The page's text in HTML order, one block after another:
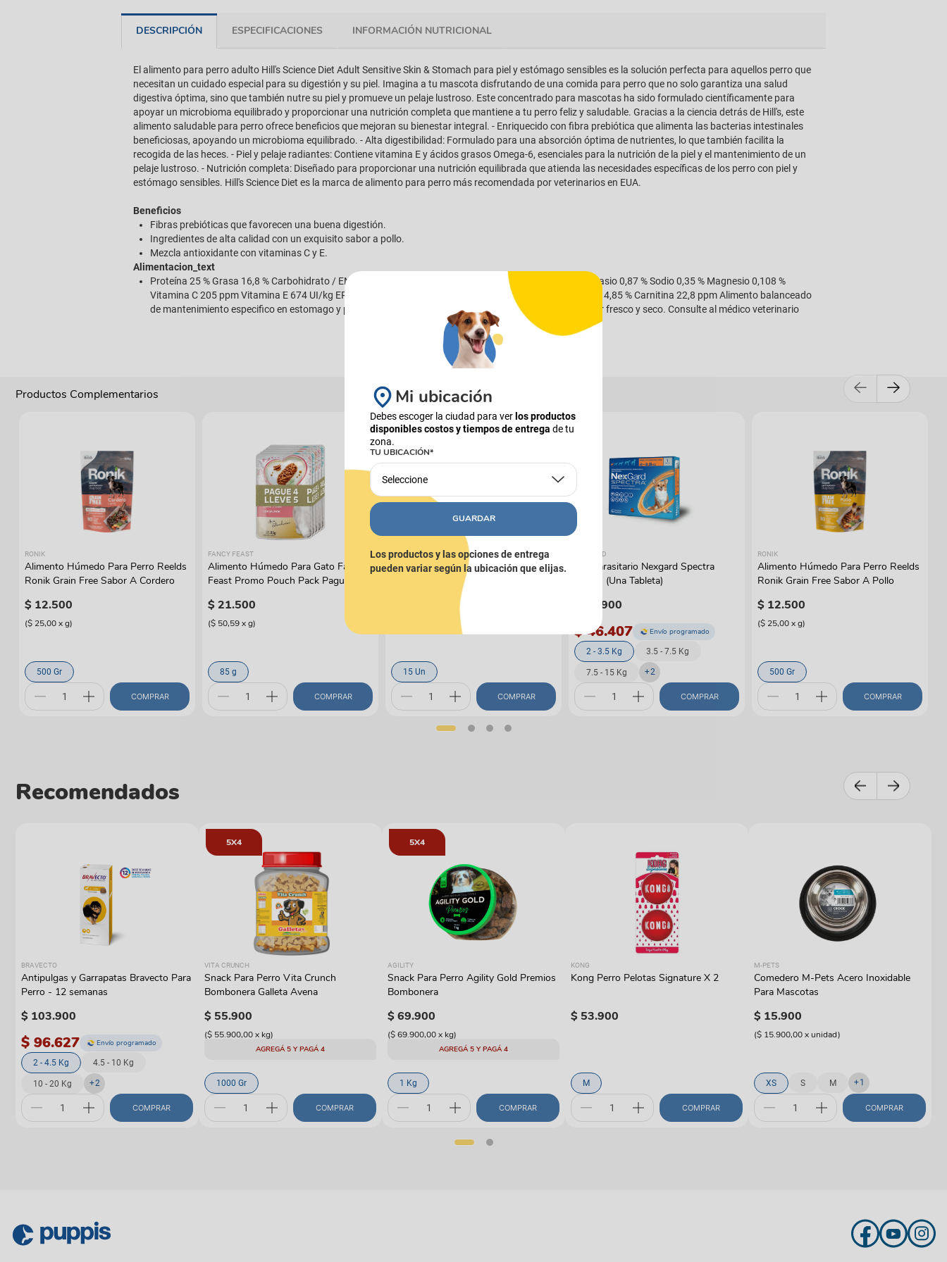
DESCRIPCIÓN ESPECIFICACIONES INFORMACIÓN NUTRICIONAL
El alimento para perro adulto Hill's Science Diet Adult Sensitive Skin & Stomach para piel y estómago sensibles es la solución perfecta para aquellos perro que
necesitan un cuidado especial para su digestión y su piel. Imagina a tu mascota disfrutando de una comida para perro que no solo garantiza una salud
digestiva óptima, sino que también nutre su piel y promueve un pelaje lustroso. Este concentrado para mascotas ha sido formulado científicamente para
apoyar un microbioma equilibrado y proporcionar una nutrición completa que mantiene a tu perro feliz y saludable. Gracias a la ciencia detrás de Hill's, este
alimento saludable para perro ofrece beneficios que mejoran su bienestar integral. - Enriquecido con fibra prebiótica que alimenta las bacterias intestinales
beneficiosas, apoyando un microbioma equilibrado. - Alta digestibilidad: Formulado para una absorción óptima de nutrientes, lo que también facilita la
recogida de las heces. - Piel y pelaje radiantes: Contiene vitamina E y ácidos grasos Omega-6, esenciales para la nutrición de la piel y el mantenimiento de un
pelaje lustroso. - Nutrición completa: Diseñado para proporcionar una nutrición equilibrada que atienda las necesidades específicas de los perro con piel y
estómago sensibles. Hill's Science Diet es la marca de alimento para perro más recomendada por veterinarios en EUA.
Beneficios
Fibras prebióticas que favorecen una buena digestión.
Ingredientes de alta calidad con un exquisito sabor a pollo.
Mezcla antioxidante con vitaminas C y E.
Alimentacion_text
Proteína 25 % Grasa 16,8 % Carbohidrato / ENF 51 % Fibra Bruta 1,4 % Calcio 0,95 % Fósforo 0,78 % Potasio 0,87 % Sodio 0,35 % Magnesio 0,108 %
Vitamina C 205 ppm Vitamina E 674 UI/kg EPA 0,003 % AG Omega-3 Totales 0.68 % AG Omega-6 totales 4,85 % Carnitina 22,8 ppm Alimento balanceado
de mantenimiento especifico en estomago y piel sensible para perros de 1-6 años. Almacenar en un lugar fresco y seco. Consulte al médico veterinario
Productos Complementarios
RONIK
Alimento Húmedo Para Perro Reelds
Ronik Grain Free Sabor A Cordero
$ 12.500
($ 25,00xg)
500 Gr
COMPRAR
FANCY FEAST
Alimento Húmedo Para Gato Fancy
Feast Promo Pouch Pack Pague 4
$21.500
($ 50,59xg)
85 g
COMPRAR
COMBOS
16%
PIXIE
Combo Alimento Húmedo PIXIE
Carne de Res al Horno x15
193
15 Un
COMPRAR
NEXGARD
Antiparasitario Nexgard Spectra
Perros (Una Tableta)
900
$ 46.407 Envío programado
2 - 3.5 Kg 3.5 - 7.5 Kg
7.5 - 15 Kg +2
COMPRAR
RONIK
Alimento Húmedo Para Perro Reelds
Ronik Grain Free Sabor A Pollo
$ 12.500
($ 25,00xg)
500 Gr
COMPRAR
Recomendados
BRAVECTO
Antipulgas y Garrapatas Bravecto Para
Perro - 12 semanas
$ 103.900
$ 96.627 Envío programado
2 - 4.5 Kg 4.5 - 10 Kg
10 - 20 Kg +2
COMPRAR
5X4
VITA CRUNCH
Snack Para Perro Vita Crunch
Bombonera Galleta Avena
$ 55.900
($ 55.900,00x kg)
AGREGÁ 5 Y PAGÁ 4
1000 Gr
COMPRAR
5X4
AGILITY
Snack Para Perro Agility Gold Premios
Bombonera
$69.900
($ 69.900,00x kg)
AGREGÁ 5 Y PAGÁ 4
1 Kg
COMPRAR
KONG
Kong Perro Pelotas Signature X 2
$ 53.900
M
COMPRAR
M-PETS
Comedero M-Pets Acero Inoxidable
Para Mascotas
$ 15.900
($ 15.900,00xunidad)
XS S M +1
COMPRAR
Mi ubicación
Debes escoger la ciudad para verlos productos
disponibles costos y tiempos de entrega de tu
zona.
TU UBICACIÓN*
Seleccione
GUARDAR
Los productos y las opciones de entrega
pueden variar según la ubicación que elijas.